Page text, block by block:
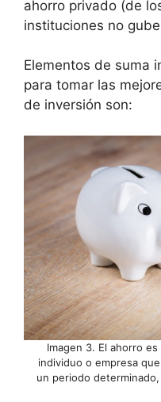
ahorro privado (de
instituciones no
Elementos de suma
para tomar las
de inversión son:
Imagen 3. El ahorro
individuo o empresa
un periodo